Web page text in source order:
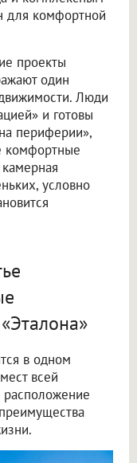
для комфортной
проекты
один
Люди
и готовы
периферии»,
комфортные
условно
в одном
всей
расположение